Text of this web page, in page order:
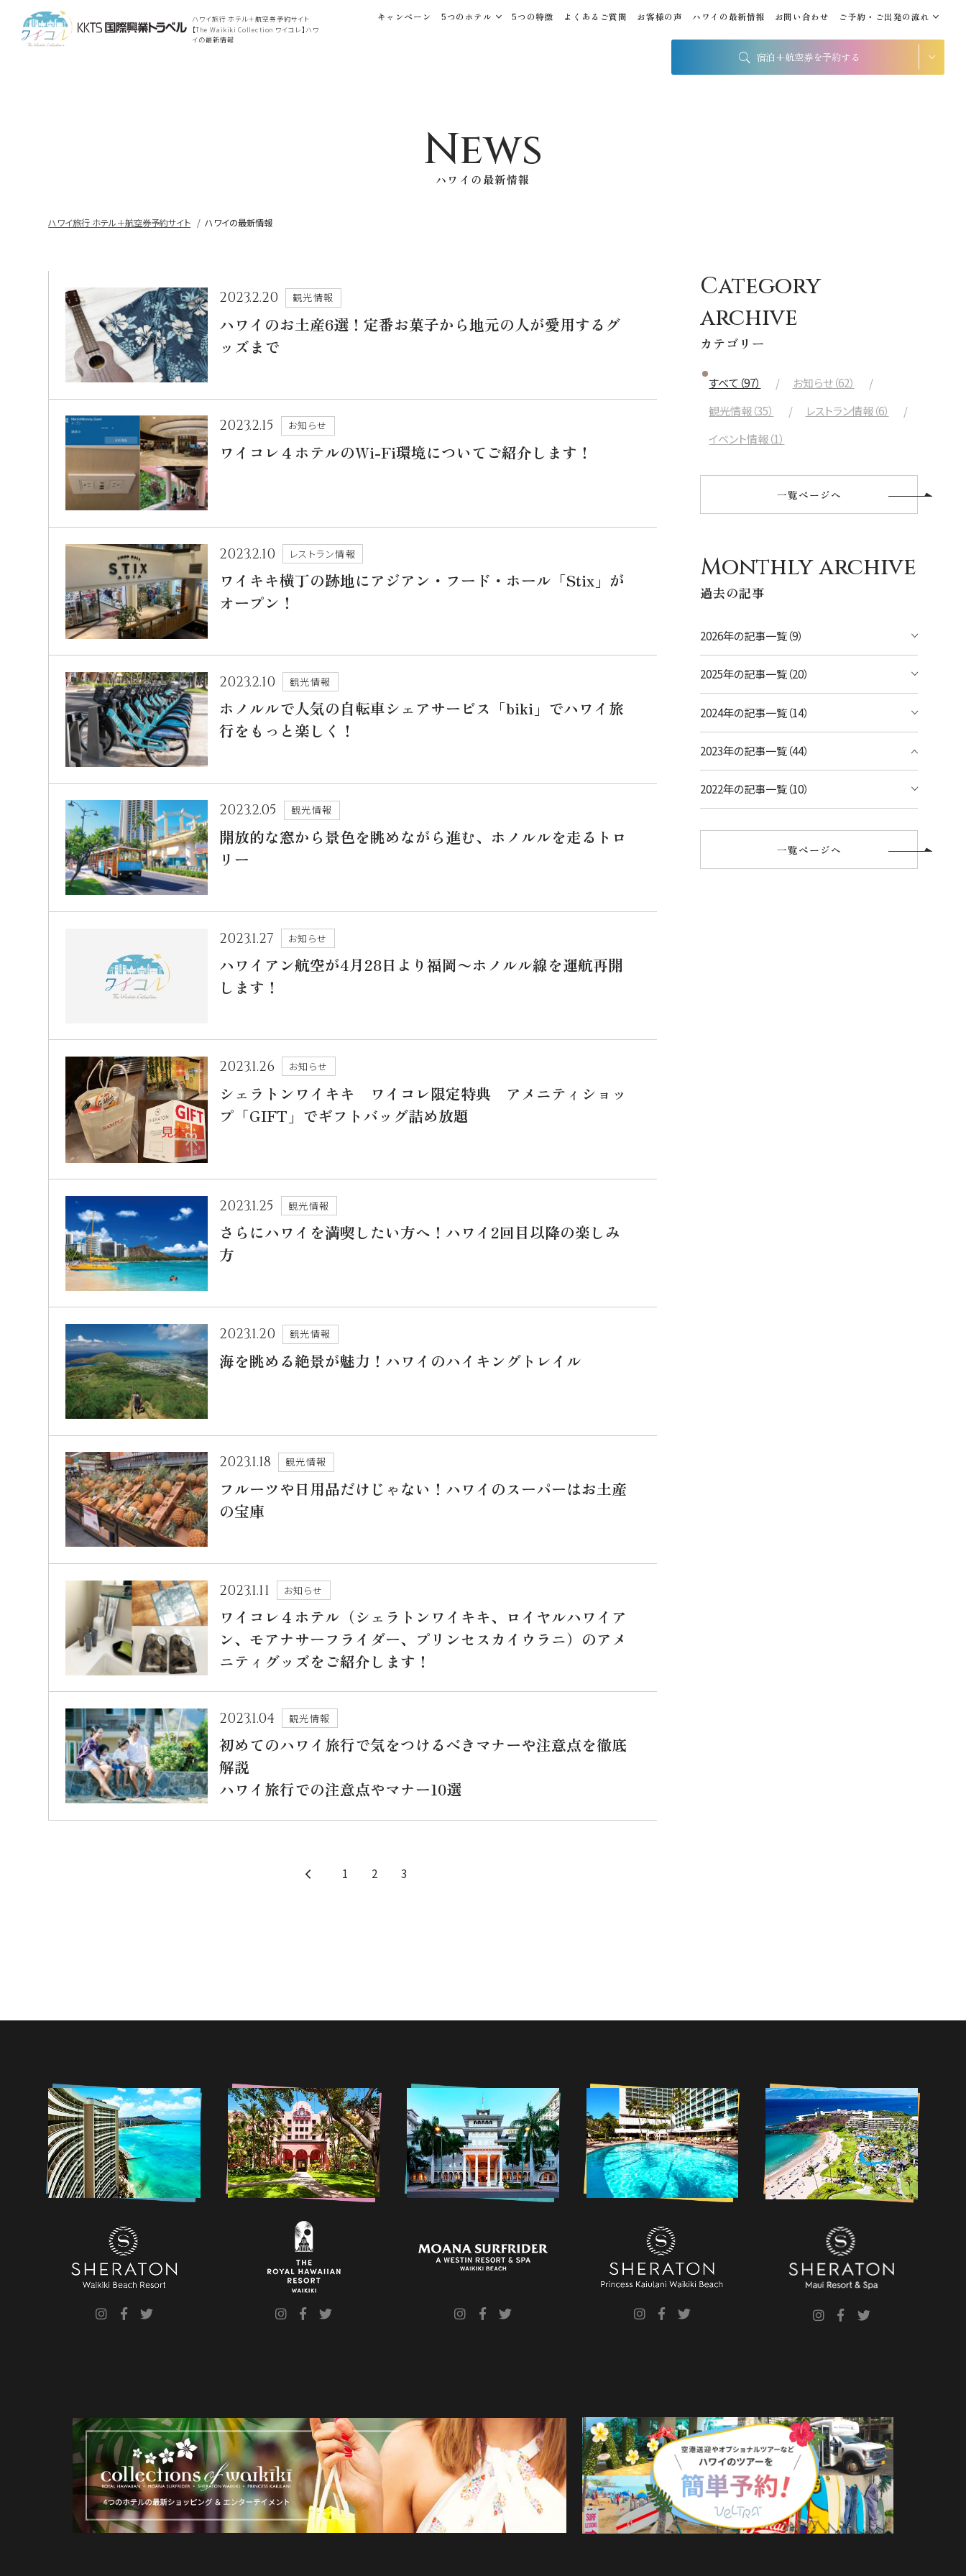
ハワイ旅行 ホテル＋航空券予約サイト
【The Waikiki Collection ワイコレ】ハワ
イの最新情報
キャンペーン 5つのホテル 5つの特徴 よくあるご質問 お客様の声 ハワイの最新情報 お問い合わせ ご予約・ご出発の流れ
宿泊+航空券を予約する
航空会社
出発日
2026年8月31日(月)
大人
宿泊予約のみのお客様
シェラトン・ワイキキ・ビーチリゾート
ロイヤルハワイアン ラグジュアリーコレクシ
ョンリゾート
モアナサーフライダー ウェスティンリゾート
シェラトン プリンセス・カイウラニ
シェラトン・マウイ・リゾート&スパ
ご予約内容の確認・キャンセル
News
ハワイの最新情報
ハワイ旅行 ホテル＋航空券予約サイト ハワイの最新情報
2023.2.20 観光情報
ハワイのお土産6選！定番お菓子から地元の人が愛用するグ
ッズまで
2023.2.15 お知らせ
ワイコレ４ホテルのWi-Fi環境についてご紹介します！
2023.2.10 レストラン情報
ワイキキ横丁の跡地にアジアン・フード・ホール「Stix」が
オープン！
2023.2.10 観光情報
ホノルルで人気の自転車シェアサービス「biki」でハワイ旅
行をもっと楽しく！
2023.2.05 観光情報
開放的な窓から景色を眺めながら進む、ホノルルを走るトロ
リー
2023.1.27 お知らせ
ハワイアン航空が4月28日より福岡〜ホノルル線を運航再開
します！
2023.1.26 お知らせ
シェラトンワイキキ ワイコレ限定特典 アメニティショッ
プ「GIFT」でギフトバッグ詰め放題
2023.1.25 観光情報
さらにハワイを満喫したい方へ！ハワイ2回目以降の楽しみ
方
2023.1.20 観光情報
海を眺める絶景が魅力！ハワイのハイキングトレイル
2023.1.18 観光情報
フルーツや日用品だけじゃない！ハワイのスーパーはお土産
の宝庫
2023.1.11 お知らせ
ワイコレ４ホテル（シェラトンワイキキ、ロイヤルハワイア
ン、モアナサーフライダー、プリンセスカイウラニ）のアメ
ニティグッズをご紹介します！
2023.1.04 観光情報
初めてのハワイ旅行で気をつけるべきマナーや注意点を徹底
解説
ハワイ旅行での注意点やマナー10選
1 2 3
Category
archive
カテゴリー
すべて（97）
お知らせ（62）
観光情報（35）
レストラン情報（6）
イベント情報（1）
一覧ページへ
Monthly archive
過去の記事
2026年の記事一覧（9）
2025年の記事一覧（20）
2024年の記事一覧（14）
2023年の記事一覧（44）
2022年の記事一覧（10）
一覧ページへ